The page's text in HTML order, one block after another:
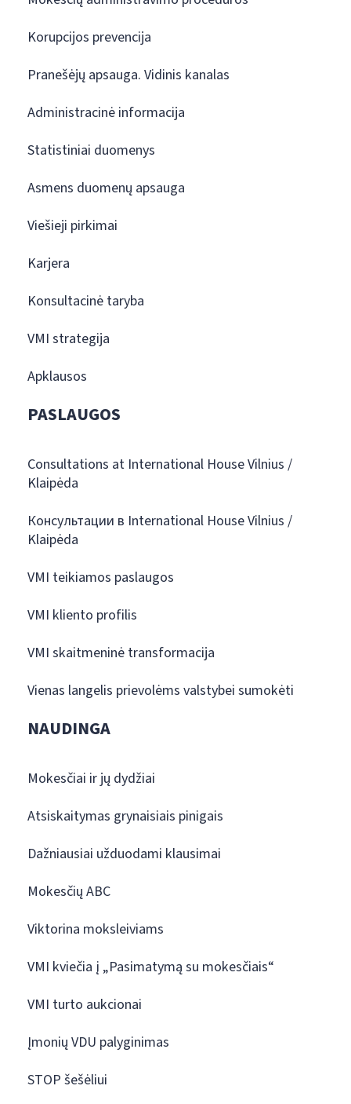
Korupcijos prevencija
Pranešėjų apsauga. Vidinis kanalas
Administracinė informacija
Statistiniai duomenys
Asmens duomenų apsauga
Viešieji pirkimai
Karjera
Konsultacinė taryba
VMI strategija
Apklausos
PASLAUGOS
Consultations at International House Vilnius /
Klaipėda
Консультации в International House Vilnius /
Klaipėda
VMI teikiamos paslaugos
VMI kliento profilis
VMI skaitmeninė transformacija
Vienas langelis prievolėms valstybei sumokėti
NAUDINGA
Mokesčiai ir jų dydžiai
Atsiskaitymas grynaisiais pinigais
Dažniausiai užduodami klausimai
Mokesčių ABC
Viktorina moksleiviams
VMI kviečia į „Pasimatymą su mokesčiais“
VMI turto aukcionai
Įmonių VDU palyginimas
STOP šešėliui